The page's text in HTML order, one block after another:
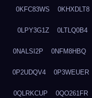
0KFC83WS 0KHXDLT8
0LPY3G1Z 0LTLQ0B4
0NALSI2P 0NFM8HBQ
0P2UDQV4 0P3WEUER
0QLRKCUP 0QO261FR